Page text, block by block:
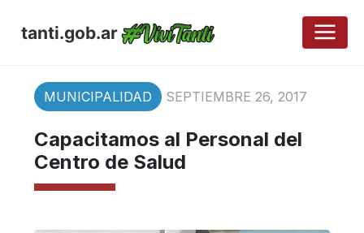
tanti.gob.ar
MUNICIPALIDAD SEPTIEMBRE 26, 2017
Capacitamos al Personal del
Centro de Salud